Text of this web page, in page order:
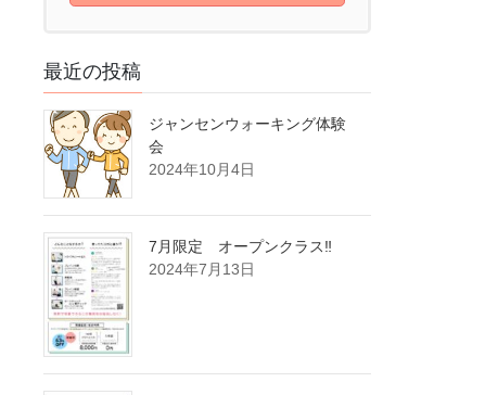
最近の投稿
ジャンセンウォーキング体験
会
2024年10月4日
7月限定 オープンクラス‼
2024年7月13日